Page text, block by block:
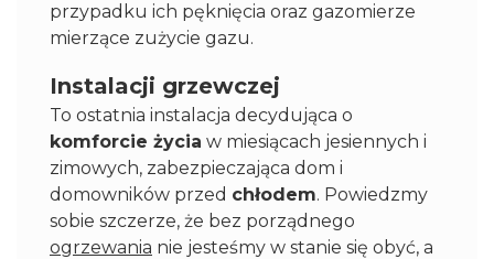
przypadku ich pęknięcia oraz gazomierze
mierzące zużycie gazu.
Instalacji grzewczej
To ostatnia instalacja decydująca o
komforcie życia w miesiącach jesiennych i
zimowych, zabezpieczająca dom i
domowników przed chłodem. Powiedzmy
sobie szczerze, że bez porządnego
ogrzewania nie jesteśmy w stanie się obyć, a